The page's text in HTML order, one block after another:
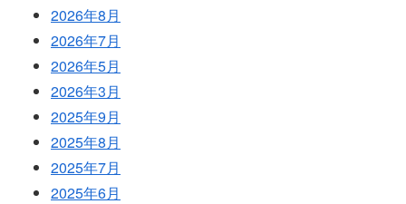
2026年8月
2026年7月
2026年5月
2026年3月
2025年9月
2025年8月
2025年7月
2025年6月